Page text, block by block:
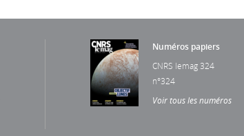
Numéros papiers
CNRS lemag 324
n°324
Voir tous les numéros